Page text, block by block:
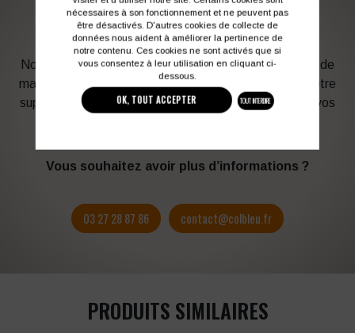
TRAVAIL
Notre graphiste connait les produits et les techniques de
marquage. Elle sera à votre service afin d’optimiser votre
support en fonction des contraintes techniques et de vos
Vous souhaitez avoir plus d’informations ?
03 27 28 87 86 contact@colbleu.fr
PRODUITS SIMILAIRES
nécessaires à son fonctionnement et ne peuvent pas
être désactivés. D'autres cookies de collecte de
données nous aident à améliorer la pertinence de
notre contenu. Ces cookies ne sont activés que si
vous consentez à leur utilisation en cliquant ci-
dessous.
OK, TOUT ACCEPTER TOUT INTERDIRE